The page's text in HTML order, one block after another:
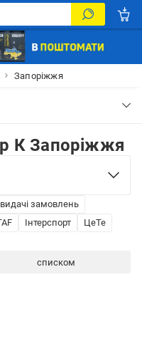
Запоріжжя
К Запоріжжя
замовлень
Інтерспорт
ЦеТе
списком